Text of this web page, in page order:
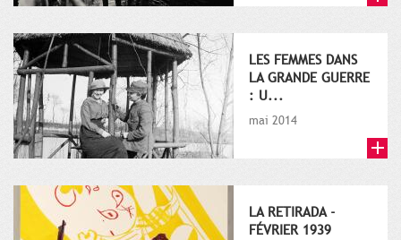
centenaire de la Gr...
LES FEMMES DANS
LA GRANDE GUERRE
: U...
mai 2014
LA RETIRADA -
FÉVRIER 1939